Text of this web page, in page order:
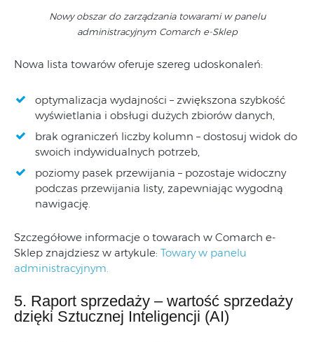
Nowy obszar do zarządzania towarami w panelu
administracyjnym Comarch e-Sklep
Nowa lista towarów oferuje szereg udoskonaleń:
optymalizacja wydajności – zwiększona szybkość
wyświetlania i obsługi dużych zbiorów danych,
brak ograniczeń liczby kolumn – dostosuj widok do
swoich indywidualnych potrzeb,
poziomy pasek przewijania – pozostaje widoczny
podczas przewijania listy, zapewniając wygodną
nawigację.
Szczegółowe informacje o towarach w Comarch e-
Sklep znajdziesz w artykule: Towary w panelu
administracyjnym.
5. Raport sprzedaży – wartość sprzedaży
dzięki Sztucznej Inteligencji (AI)